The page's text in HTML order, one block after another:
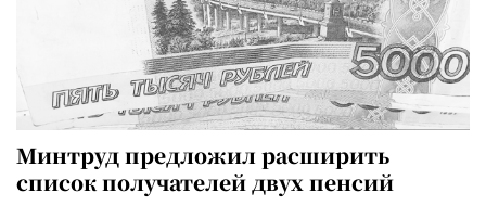
Минтруд предложил расширить
список получателей двух пенсий